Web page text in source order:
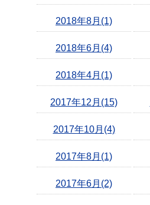
2018年8月(1)
2018年6月(4)
2018年4月(1)
2017年12月(15)
2017年10月(4)
2017年8月(1)
2017年6月(2)